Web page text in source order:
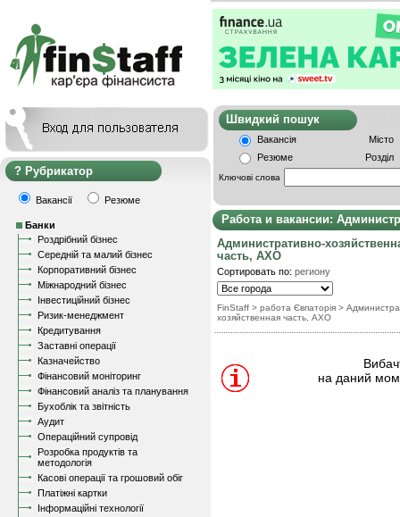
Рубрикатор
Вакансії Резюме
Банки
Роздрібний бізнес
Середній та малий бізнес
Корпоративний бізнес
Міжнародний бізнес
Інвестиційний бізнес
Ризик-менеджмент
Кредитування
Заставні операції
Казначейство
Фінансовий моніторинг
Фінансовий аналіз та планування
Бухоблік та звітність
Аудит
Операційний супровід
Розробка продуктів та
методологія
Касові операції та грошовий обіг
Платіжні картки
Інформаційні технології
Швидкий
Вакансія
Місто
Резюме
Розділ
Ключові слова
Работа и вакансии:
Административно-
часть, АХО
Сортировать по: региону
FinStaff > работа Євпаторія >
хозяйственная часть, АХО
на даний